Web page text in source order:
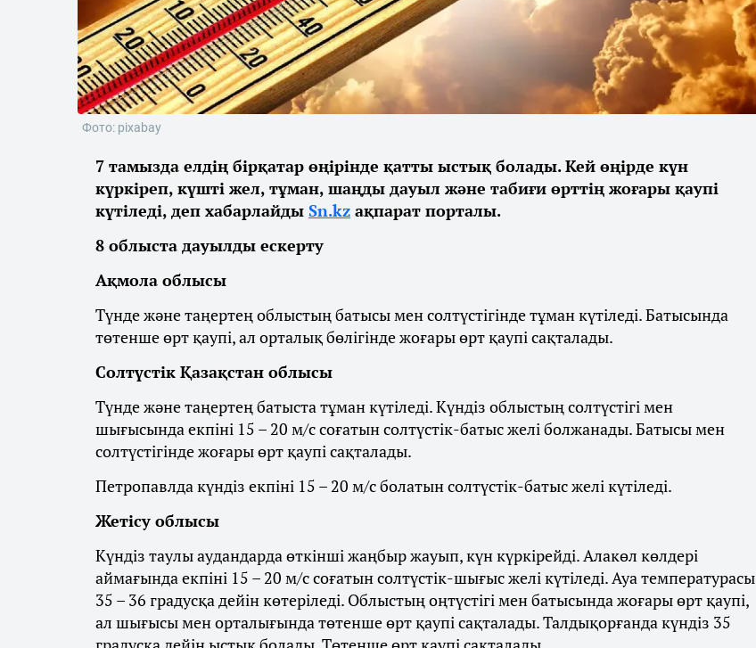
Фото: pixabay
7 тамызда елдің бірқатар өңірінде қатты ыстық болады. Кей өңірде күн
күркіреп, күшті жел, тұман, шаңды дауыл және табиғи өрттің жоғары қаупі
күтіледі, деп хабарлайды Sn.kz ақпарат порталы.
8 облыста дауылды ескерту
Ақмола облысы
Түнде және таңертең облыстың батысы мен солтүстігінде тұман күтіледі. Батысында
төтенше өрт қаупі, ал орталық бөлігінде жоғары өрт қаупі сақталады.
Солтүстік Қазақстан облысы
Түнде және таңертең батыста тұман күтіледі. Күндіз облыстың солтүстігі мен
шығысында екпіні 15 – 20 м/с соғатын солтүстік-батыс желі болжанады. Батысы мен
солтүстігінде жоғары өрт қаупі сақталады.
Петропавлда күндіз екпіні 15 – 20 м/с болатын солтүстік-батыс желі күтіледі.
Жетісу облысы
Күндіз таулы аудандарда өткінші жаңбыр жауып, күн күркірейді. Алакөл көлдері
аймағында екпіні 15 – 20 м/с соғатын солтүстік-шығыс желі күтіледі. Ауа температурасы
35 – 36 градусқа дейін көтеріледі. Облыстың оңтүстігі мен батысында жоғары өрт қаупі,
ал шығысы мен орталығында төтенше өрт қаупі сақталады. Талдықорғанда күндіз 35